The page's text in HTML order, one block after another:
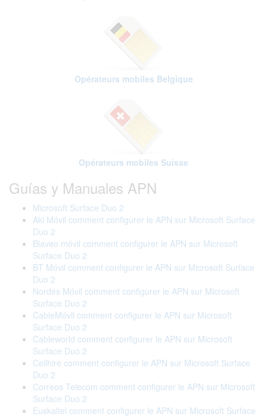
Opérateurs mobiles Belgique
Opérateurs mobiles Suisse
Guías y Manuales APN
Microsoft Surface Duo 2
Aki Móvil comment configurer le APN sur Microsoft Surface
Duo 2
Blaveo móvil comment configurer le APN sur Microsoft
Surface Duo 2
BT Móvil comment configurer le APN sur Microsoft Surface
Duo 2
Nordés Móvil comment configurer le APN sur Microsoft
Surface Duo 2
CableMóvil comment configurer le APN sur Microsoft
Surface Duo 2
Cableworld comment configurer le APN sur Microsoft
Surface Duo 2
Cellhire comment configurer le APN sur Microsoft Surface
Duo 2
Correos Telecom comment configurer le APN sur Microsoft
Surface Duo 2
Euskaltel comment configurer le APN sur Microsoft Surface